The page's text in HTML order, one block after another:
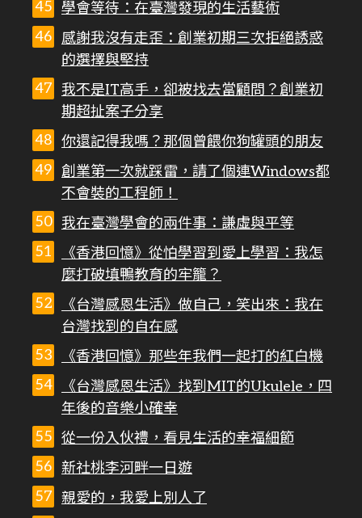
學會等待：在臺灣發現的生活藝術
感謝我沒有走歪：創業初期三次拒絕誘惑
的選擇與堅持
我不是IT高手，卻被找去當顧問？創業初
期超扯案子分享
你還記得我嗎？那個曾餵你狗罐頭的朋友
創業第一次就踩雷，請了個連Windows都
不會裝的工程師！
我在臺灣學會的兩件事：謙虛與平等
《香港回憶》從怕學習到愛上學習：我怎
麼打破填鴨教育的牢籠？
《台灣感恩生活》做自己，笑出來：我在
台灣找到的自在感
《香港回憶》那些年我們一起打的紅白機
《台灣感恩生活》找到MIT的Ukulele，四
年後的音樂小確幸
從一份入伙禮，看見生活的幸福細節
新社桃李河畔一日遊
親愛的，我愛上別人了